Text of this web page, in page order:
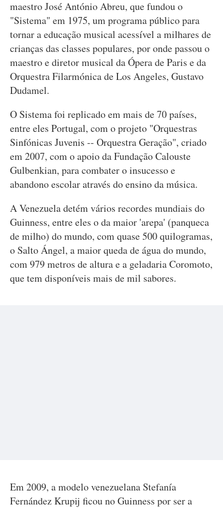
maestro José António Abreu, que fundou o
"Sistema" em 1975, um programa público para
tornar a educação musical acessível a milhares de
crianças das classes populares, por onde passou o
maestro e diretor musical da Ópera de Paris e da
Orquestra Filarmónica de Los Angeles, Gustavo
Dudamel.
O Sistema foi replicado em mais de 70 países,
entre eles Portugal, com o projeto "Orquestras
Sinfónicas Juvenis -- Orquestra Geração", criado
em 2007, com o apoio da Fundação Calouste
Gulbenkian, para combater o insucesso e
abandono escolar através do ensino da música.
A Venezuela detém vários recordes mundiais do
Guinness, entre eles o da maior 'arepa' (panqueca
de milho) do mundo, com quase 500 quilogramas,
o Salto Ángel, a maior queda de água do mundo,
com 979 metros de altura e a geladaria Coromoto,
que tem disponíveis mais de mil sabores.
Em 2009, a modelo venezuelana Stefanía
Fernández Krupij ficou no Guinness por ser a